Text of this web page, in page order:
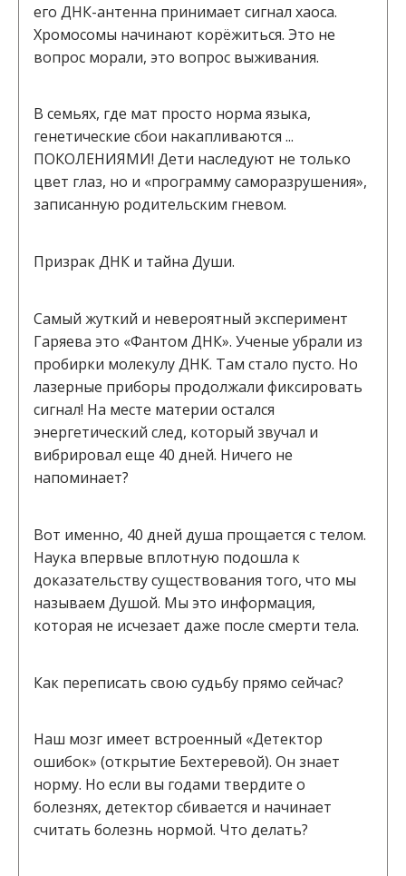
его ДНК-антенна принимает сигнал хаоса.
Хромосомы начинают корёжиться. Это не
вопрос морали, это вопрос выживания.
В семьях, где мат просто норма языка,
генетические сбои накапливаются ...
ПОКОЛЕНИЯМИ! Дети наследуют не только
цвет глаз, но и «программу саморазрушения»,
записанную родительским гневом.
Призрак ДНК и тайна Души.
Самый жуткий и невероятный эксперимент
Гаряева это «Фантом ДНК». Ученые убрали из
пробирки молекулу ДНК. Там стало пусто. Но
лазерные приборы продолжали фиксировать
сигнал! На месте материи остался
энергетический след, который звучал и
вибрировал еще 40 дней. Ничего не
напоминает?
Вот именно, 40 дней душа прощается с телом.
Наука впервые вплотную подошла к
доказательству существования того, что мы
называем Душой. Мы это информация,
которая не исчезает даже после смерти тела.
Как переписать свою судьбу прямо сейчас?
Наш мозг имеет встроенный «Детектор
ошибок» (открытие Бехтеревой). Он знает
норму. Но если вы годами твердите о
болезнях, детектор сбивается и начинает
считать болезнь нормой. Что делать?